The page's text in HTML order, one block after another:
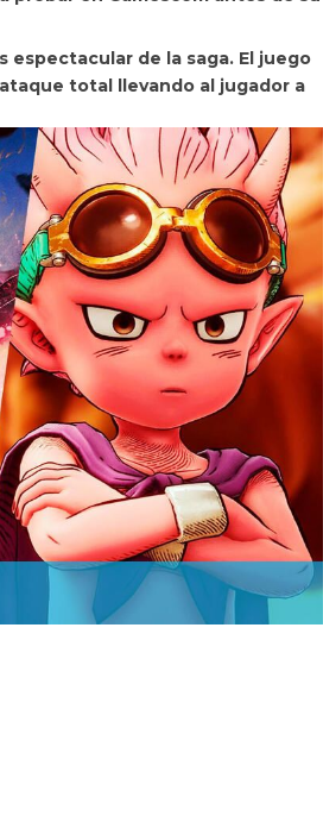
espectacular de la saga. El juego
total llevando al jugador a